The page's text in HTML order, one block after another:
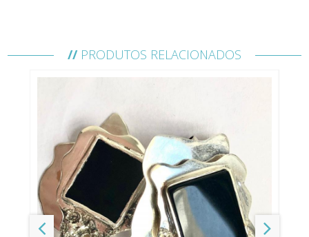
Detalhes
Anel Cordas
Prazo de Entrega: 7 a 15 dias úteis
Tabela de tamanhos para Anéis
//PRODUTOS RELACIONADOS